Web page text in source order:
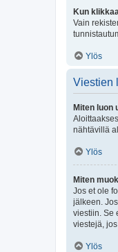
Kun
Vain
Ylös
Viestien
Miten luon
nähtävillä
Ylös
Miten
Jos et ole
jälkeen.
viestiin. Se
viestejä,
Ylös